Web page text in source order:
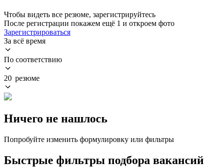
Чтобы видеть все резюме, зарегистрируйтесь
После регистрации покажем ещё 1 и откроем фото
Зарегистрироваться
За всё время
По соответствию
20 резюме
Ничего не нашлось
Попробуйте изменить формулировку или фильтры
Быстрые фильтры подбора вакансий